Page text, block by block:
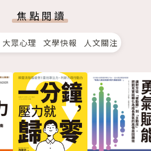
焦點閱讀
大眾心理 文學快報 人文關注